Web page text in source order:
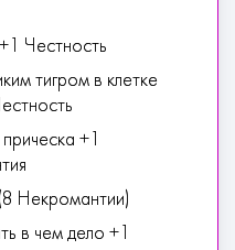
Честность
тигром в клетке
+1
Некромантии)
в чем дело +1